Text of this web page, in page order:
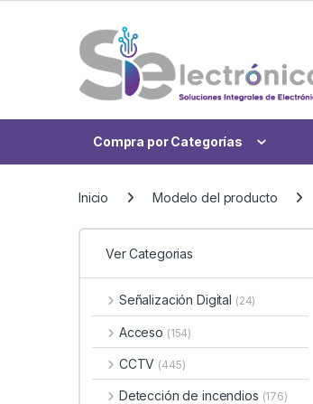
Compra por Categorías
Inicio Modelo del producto
Ver Categorias
Señalización Digital (24)
Acceso (154)
CCTV (445)
Detección de incendios (176)